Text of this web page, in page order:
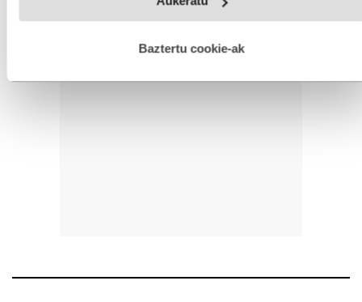
esplizitua ematen diguzu.Gehiago irakurri
Baztertu cookie-ak